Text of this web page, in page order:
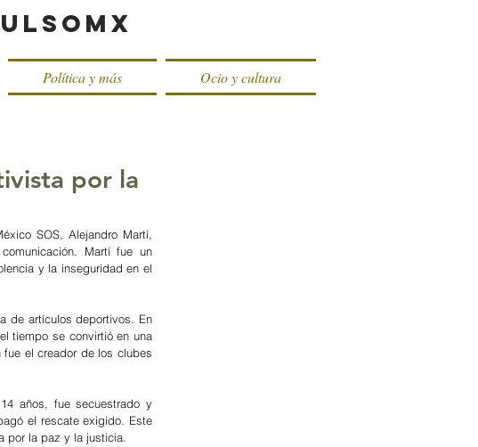
Política y más Ocio y cultura
por la
SOS, Alejandro Martí,
Martí fue un
y la inseguridad en el
de artículos deportivos. En
tiempo se convirtió en una
el creador de los clubes
años, fue secuestrado y
el rescate exigido. Este
por la paz y la justicia.